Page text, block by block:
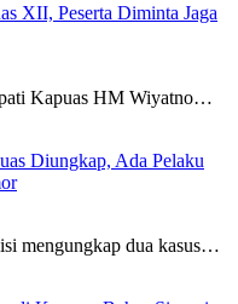
XII, Peserta Diminta Jaga
Kapuas HM Wiyatno…
Diungkap, Ada Pelaku
mengungkap dua kasus…